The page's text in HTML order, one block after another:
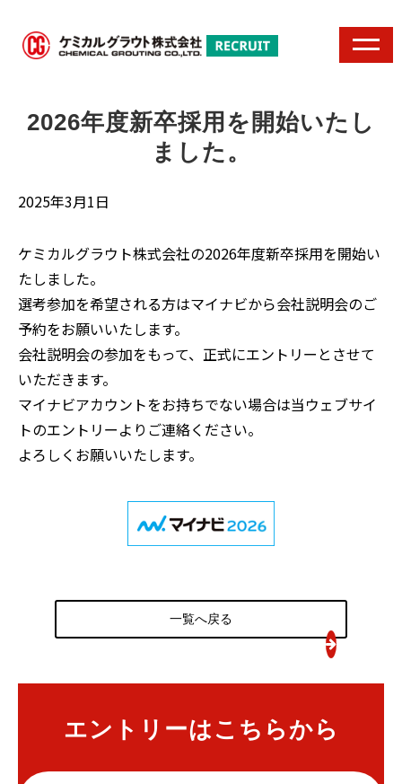
2026年度新卒採用を開始いたし
ました。
2025年3月1日
ケミカルグラウト株式会社の2026年度新卒採用を開始い
たしました。
選考参加を希望される方はマイナビから会社説明会のご
予約をお願いいたします。
会社説明会の参加をもって、正式にエントリーとさせて
いただきます。
マイナビアカウントをお持ちでない場合は当ウェブサイ
トのエントリーよりご連絡ください。
よろしくお願いいたします。
一覧へ戻る
エントリーはこちらから